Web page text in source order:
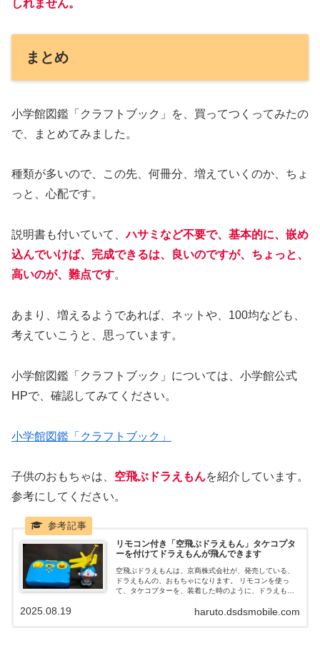
しれません。
まとめ
小学館図鑑「クラフトブック」を、買ってつくってみたの
で、まとめてみました。
種類が多いので、この先、何冊分、増えていくのか、ちょ
っと、心配です。
説明書も付いていて、ハサミなど不要で、基本的に、嵌め
込んでいけば、完成できるは、良いのですが、ちょっと、
高いのが、難点です。
あまり、増えるようであれば、ネットや、100均なども、
考えていこうと、思っています。
小学館図鑑「クラフトブック」については、小学館公式
HPで、確認してみてください。
小学館図鑑「クラフトブック」
子供のおもちゃは、 空飛ぶドラえもんを紹介しています。
参考にしてください。
リモコン付き「空飛ぶドラえもん」タケコプタ
ーを付けてドラえもんが飛んできます
空飛ぶドラえもんは、京商株式会社が、発売している、
ドラえもんの、おもちゃになります。 リモコンを使っ
て、タケコプターを、装着した時のように、ドラえもん
が、価格の割には、面白いおもちゃなので、まとめてい
haruto.dsdsmobile.com
2025.08.19